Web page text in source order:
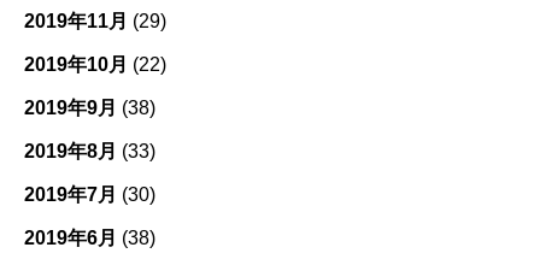
2019年11月 (29)
2019年10月 (22)
2019年9月 (38)
2019年8月 (33)
2019年7月 (30)
2019年6月 (38)